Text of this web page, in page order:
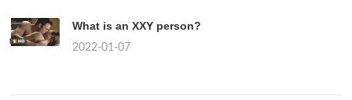
What is an XXY person?
2022-01-07